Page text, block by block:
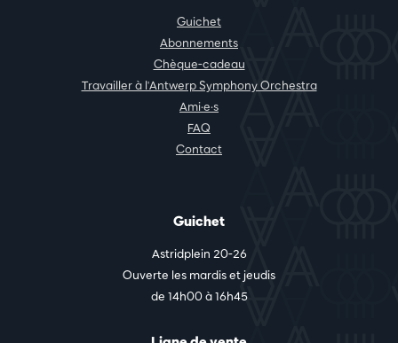
Guichet
Abonnements
Chèque-cadeau
Travailler à l'Antwerp Symphony Orchestra
Ami·e·s
FAQ
Contact
Guichet
Astridplein 20-26
Ouverte les mardis et jeudis
de 14h00 à 16h45